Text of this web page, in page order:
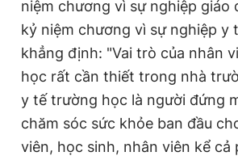
niệm chương vì sự nghiệp giáo
kỷ niệm chương vì sự nghiệp y
khẳng định: "Vai trò của nhân
học rất cần thiết trong nhà
y tế trường học là người đứng
chăm sóc sức khỏe ban đầu
viên, học sinh, nhân viên kể cả